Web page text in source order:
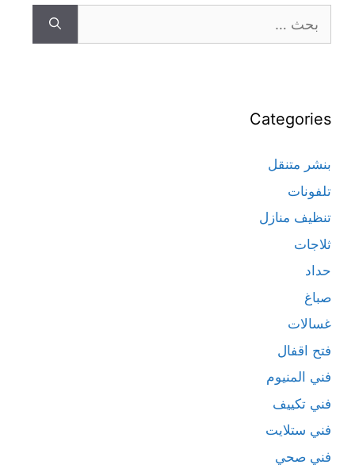
Categories
بنشر متنقل
تلفونات
تنظيف منازل
ثلاجات
حداد
صباغ
غسالات
فتح اقفال
فني المنيوم
فني تكييف
فني ستلايت
فني صحي